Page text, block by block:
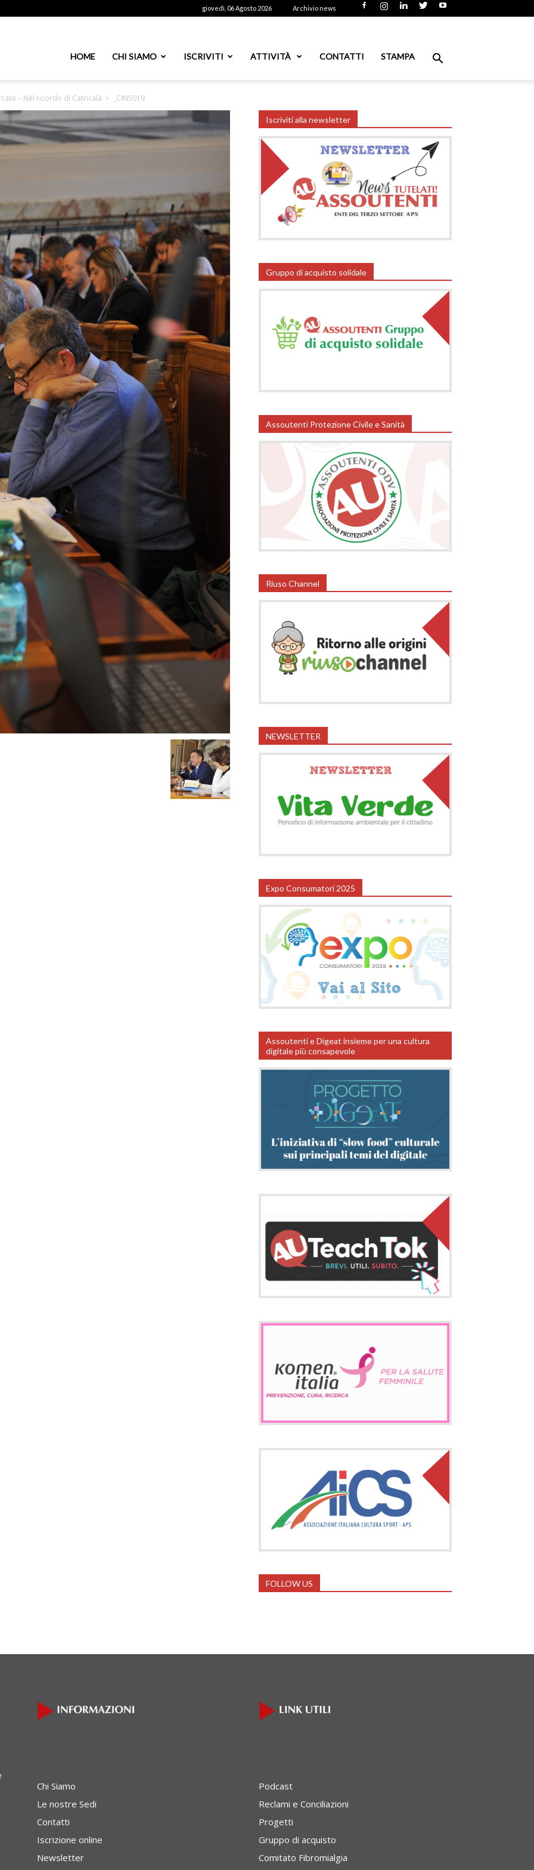
giovedì, 06 Agosto 2026 Archivio news
HOME CHI SIAMO ISCRIVITI ATTIVITÀ CONTATTI STAMPA
– Nel ricordo di Catricalà _CIN5019
Iscriviti alla newsletter
Gruppo di acquisto solidale
Assoutenti Protezione Civile e Sanità
Riuso Channel
NEWSLETTER
Expo Consumatori 2025
Assoutenti e Digeat insieme per una cultura
digitale più consapevole
FOLLOW US
Chi Siamo
Le nostre Sedi
Contatti
Iscrizione online
Newsletter
Podcast
Reclami e Conciliazioni
Progetti
Gruppo di acquisto
Comitato Fibromialgia